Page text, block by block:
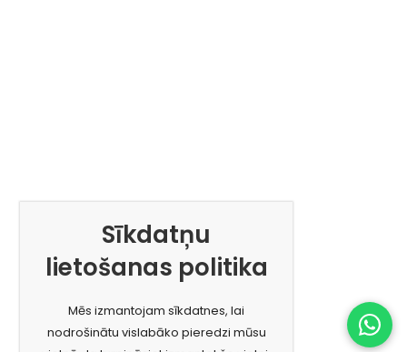
Sīkdatņu
lietošanas politika
Mēs izmantojam sīkdatnes, lai
nodrošinātu vislabāko pieredzi mūsu